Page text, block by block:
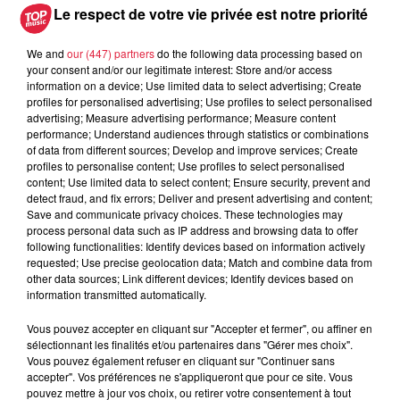
avec les flamants rouges
6 août 2026
Les dernières infos sur la venue du
pape à Metz en septembre
5 août 2026
Europa-Park : des précisons sur
l’après Euro-Mir
Le respect de votre vie privée est notre priorité
We and our (447) partnersdo the following data processing based on
your consent and/or our legitimate interest: Store and/or access
information on a device; Use limited data to select advertising; Create
profiles for personalised advertising; Use profiles to select personalised
advertising; Measure advertising performance; Measure content
performance; Understand audiences through statistics or combinations
of data from different sources; Develop and improve services; Create
profiles to personalise content; Use profiles to select personalised
content; Use limited data to select content; Ensure security, prevent and
detect fraud, and fix errors; Deliver and present advertising and content;
Save and communicate privacy choices. These technologies may
process personal data such as IP address and browsing data to offer
following functionalities: Identify devices based on information actively
requested; Use precise geolocation data; Match and combine data from
other data sources; Link different devices; Identify devices based on
information transmitted automatically.
Vous pouvez accepter en cliquant sur "Accepter et fermer", ou affiner en
sélectionnant les finalités et/ou partenaires dans "Gérer mes choix".
Vous pouvez également refuser en cliquant sur "Continuer sans
accepter". Vos préférences ne s'appliqueront que pour ce site. Vous
pouvez mettre à jour vos choix, ou retirer votre consentement à tout